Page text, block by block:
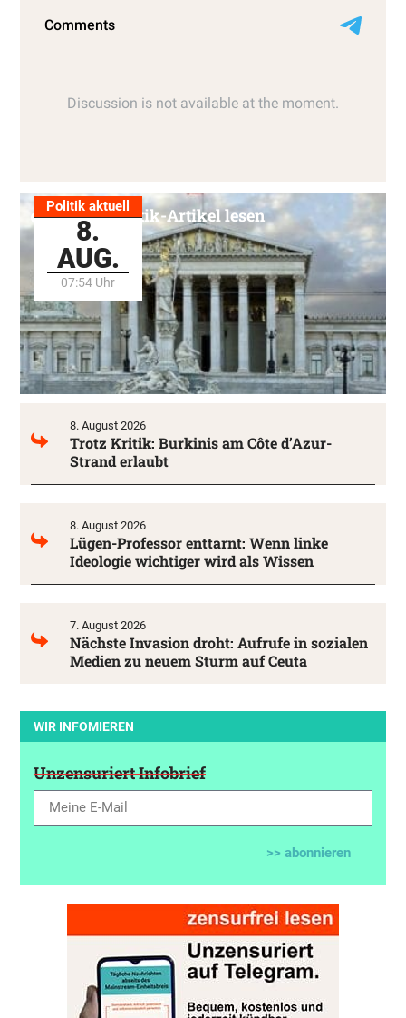
Politik aktuell
8.
AUG.
07:54 Uhr
Alle Politik-Artikel lesen
8. August 2026
Trotz Kritik: Burkinis am Côte d’Azur-
Strand erlaubt
8. August 2026
Lügen-Professor enttarnt: Wenn linke
Ideologie wichtiger wird als Wissen
7. August 2026
Nächste Invasion droht: Aufrufe in sozialen
Medien zu neuem Sturm auf Ceuta
WIR INFOMIEREN
Unzensuriert Infobrief
>> abonnieren